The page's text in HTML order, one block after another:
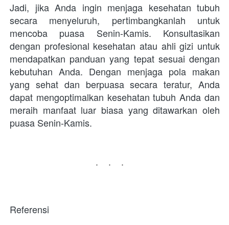
Jadi, jika Anda ingin menjaga kesehatan tubuh
secara menyeluruh, pertimbangkanlah untuk
mencoba puasa Senin-Kamis. Konsultasikan
dengan profesional kesehatan atau ahli gizi untuk
mendapatkan panduan yang tepat sesuai dengan
kebutuhan Anda. Dengan menjaga pola makan
yang sehat dan berpuasa secara teratur, Anda
dapat mengoptimalkan kesehatan tubuh Anda dan
meraih manfaat luar biasa yang ditawarkan oleh
puasa Senin-Kamis.
...
Referensi